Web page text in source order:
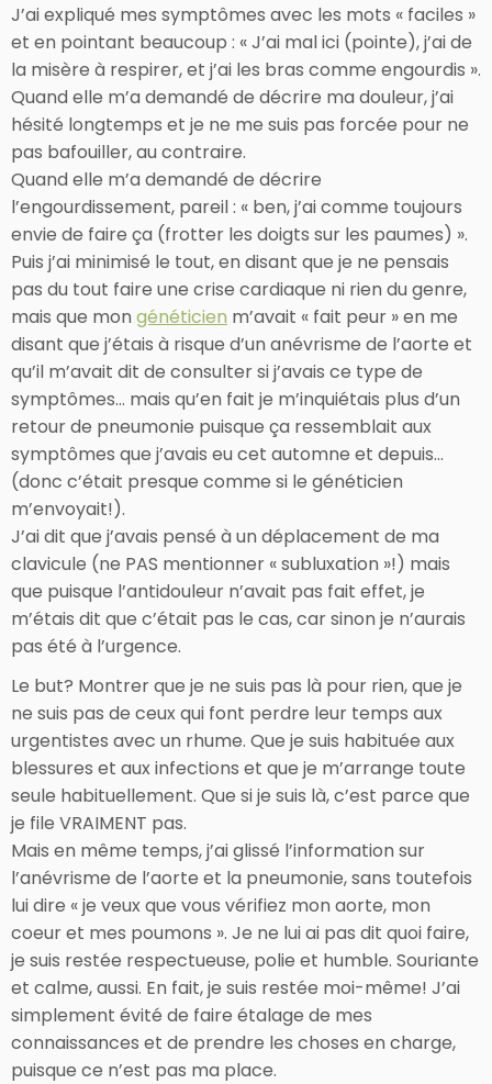
J’ai expliqué mes symptômes avec les mots « faciles »
et en pointant beaucoup : « J’ai mal ici (pointe), j’ai de
la misère à respirer, et j’ai les bras comme engourdis ».
Quand elle m’a demandé de décrire ma douleur, j’ai
hésité longtemps et je ne me suis pas forcée pour ne
pas bafouiller, au contraire.
Quand elle m’a demandé de décrire
l’engourdissement, pareil : « ben, j’ai comme toujours
envie de faire ça (frotter les doigts sur les paumes) ».
Puis j’ai minimisé le tout, en disant que je ne pensais
pas du tout faire une crise cardiaque ni rien du genre,
mais que mon généticien m’avait « fait peur » en me
disant que j’étais à risque d’un anévrisme de l’aorte et
qu’il m’avait dit de consulter si j’avais ce type de
symptômes… mais qu’en fait je m’inquiétais plus d’un
retour de pneumonie puisque ça ressemblait aux
symptômes que j’avais eu cet automne et depuis…
(donc c’était presque comme si le généticien
m’envoyait!).
J’ai dit que j’avais pensé à un déplacement de ma
clavicule (ne PAS mentionner « subluxation »!) mais
que puisque l’antidouleur n’avait pas fait effet, je
m’étais dit que c’était pas le cas, car sinon je n’aurais
pas été à l’urgence.
Le but? Montrer que je ne suis pas là pour rien, que je
ne suis pas de ceux qui font perdre leur temps aux
urgentistes avec un rhume. Que je suis habituée aux
blessures et aux infections et que je m’arrange toute
seule habituellement. Que si je suis là, c’est parce que
je file VRAIMENT pas.
Mais en même temps, j’ai glissé l’information sur
l’anévrisme de l’aorte et la pneumonie, sans toutefois
lui dire « je veux que vous vérifiez mon aorte, mon
coeur et mes poumons ». Je ne lui ai pas dit quoi faire,
je suis restée respectueuse, polie et humble. Souriante
et calme, aussi. En fait, je suis restée moi-même! J’ai
simplement évité de faire étalage de mes
connaissances et de prendre les choses en charge,
puisque ce n’est pas ma place.